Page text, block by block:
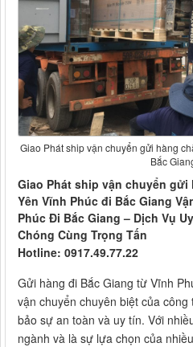
Giao Phát ship vận chuyển gửi hàng
Bắc
Giao Phát ship vận chuyển gửi
Yên Vĩnh Phúc đi Bắc Giang
Phúc Đi Bắc Giang – Dịch Vụ
Chóng Cùng Trọng Tấn
Hotline: 0917.49.77.22
Gửi hàng đi Bắc Giang từ Vĩnh
vận chuyển chuyên biệt của
bảo sự an toàn và uy tín. Với
ngành và là sự lựa chọn của